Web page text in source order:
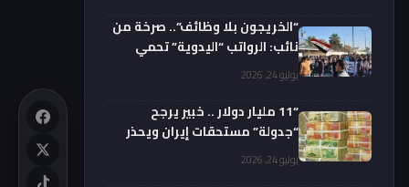
“الخريجون بلا وظائف”.. صرخة من
نائب: الرواتب “اليدوية” تحمي
الفضائيين!يوليو 24, 2026
“11 مليار دولار .. خبير يرجح
“جدولة” مستحقات إيران ويحذر
من السداد الفورييوليو 24, 2026